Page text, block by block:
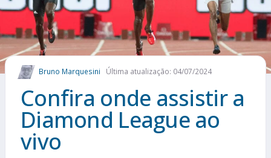
FUTEBOL INTERNACIONAL
COMO APOSTAR
MAIS ESPORTES
Bruno Marquesini Última atualização: 04/07/2024
Confira onde assistir a
Diamond League ao
vivo